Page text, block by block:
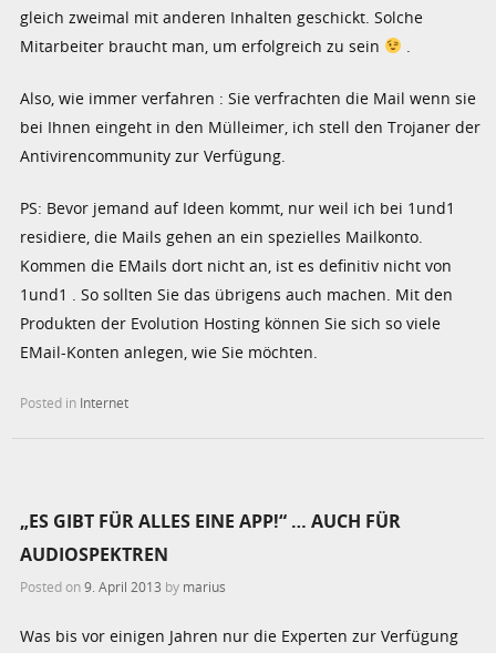
gleich zweimal mit anderen Inhalten geschickt. Solche
Mitarbeiter braucht man, um erfolgreich zu sein
Also, wie immer verfahren : Sie verfrachten die Mail wenn sie
bei Ihnen eingeht in den Mülleimer, ich stell den Trojaner der
Antivirencommunity zur Verfügung.
PS: Bevor jemand auf Ideen kommt, nur weil ich bei 1und1
residiere, die Mails gehen an ein spezielles Mailkonto.
Kommen die EMails dort nicht an, ist es definitiv nicht von
1und1 . So sollten Sie das übrigens auch machen. Mit den
Produkten der Evolution Hosting können Sie sich so viele
EMail-Konten anlegen, wie Sie möchten.
Posted in Internet
„ES GIBT FÜR ALLES EINE APP!“ … AUCH FÜR
AUDIOSPEKTREN
Posted on9. April 2013 by marius
Was bis vor einigen Jahren nur die Experten zur Verfügung